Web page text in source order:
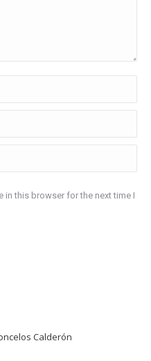
in this browser for the next time I
Calderón